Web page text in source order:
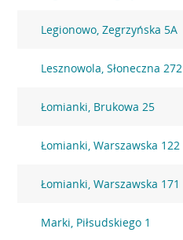
Legionowo, Zegrzyńska 5A
Lesznowola, Słoneczna 272
Łomianki, Brukowa 25
Łomianki, Warszawska 122
Łomianki, Warszawska 171
Marki, Piłsudskiego 1